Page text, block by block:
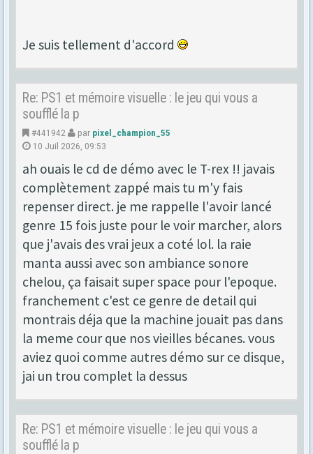
Je suis tellement d'accord
Re: PS1 et mémoire visuelle : le jeu qui vous a
soufflé la p
#441942 par pixel_champion_55
10 Juil 2026, 09:53
ah ouais le cd de démo avec le T-rex !! javais
complètement zappé mais tu m'y fais
repenser direct. je me rappelle l'avoir lancé
genre 15 fois juste pour le voir marcher, alors
que j'avais des vrai jeux a coté lol. la raie
manta aussi avec son ambiance sonore
chelou, ça faisait super space pour l'epoque.
franchement c'est ce genre de detail qui
montrais déja que la machine jouait pas dans
la meme cour que nos vieilles bécanes. vous
aviez quoi comme autres démo sur ce disque,
jai un trou complet la dessus
Re: PS1 et mémoire visuelle : le jeu qui vous a
soufflé la p